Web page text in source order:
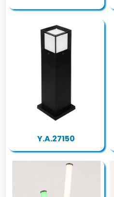
Y.A.27150